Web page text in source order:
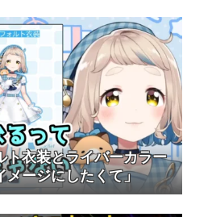
ト衣装とライバーカラー
ージにしたくて」